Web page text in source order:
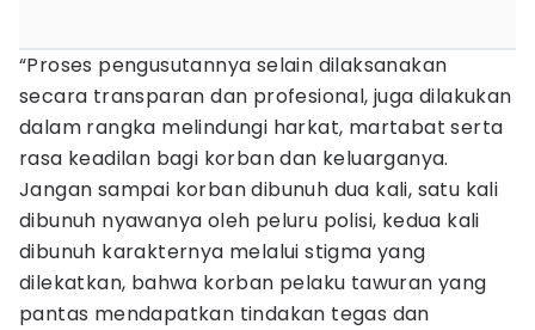
“Proses pengusutannya selain dilaksanakan
secara transparan dan profesional, juga dilakukan
dalam rangka melindungi harkat, martabat serta
rasa keadilan bagi korban dan keluarganya.
Jangan sampai korban dibunuh dua kali, satu kali
dibunuh nyawanya oleh peluru polisi, kedua kali
dibunuh karakternya melalui stigma yang
dilekatkan, bahwa korban pelaku tawuran yang
pantas mendapatkan tindakan tegas dan